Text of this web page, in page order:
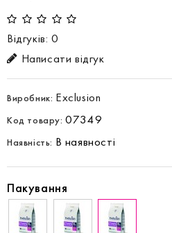
Відгуків: 0
Написати відгук
Виробник: Exclusion
Код товару:07349
Наявність: В наявності
Пакування